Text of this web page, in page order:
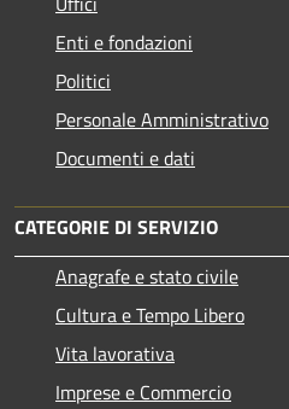
Enti e fondazioni
Politici
Personale Amministrativo
Documenti e dati
CATEGORIE DI SERVIZIO
Anagrafe e stato civile
Cultura e Tempo Libero
Vita lavorativa
Imprese e Commercio